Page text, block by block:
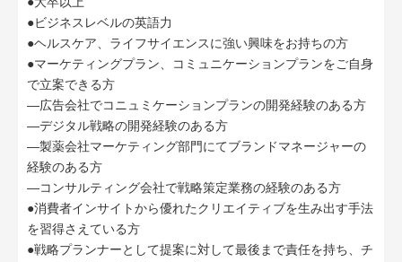
●ビジネスレベルの英語力
●ヘルスケア、ライフサイエンスに強い興味をお持ちの方
●マーケティングプラン、コミュニケーションプランをご自身
で立案できる方
―広告会社でコニュミケーションプランの開発経験のある方
―デジタル戦略の開発経験のある方
―製薬会社マーケティング部門にてブランドマネージャーの
経験のある方
―コンサルティング会社で戦略策定業務の経験のある方
●消費者インサイトから優れたクリエイティブを生み出す手法
を習得さえている方
●戦略プランナーとして提案に対して最後まで責任を持ち、チ